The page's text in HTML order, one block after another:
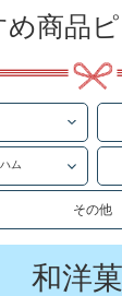
め商品
ム
その他
和洋